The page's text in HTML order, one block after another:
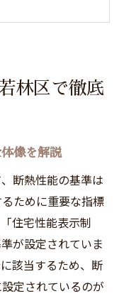
助金と断熱性能
快適性
の違いを解説
度はどうなるか
及ぼす影響とは
能の実際の効果
影響する？
に与える影響
林区で徹底
像を解説
断熱性能の基準は
ために重要な指標
住宅性能表示制
が設定されていま
該当するため、断
定されているのが